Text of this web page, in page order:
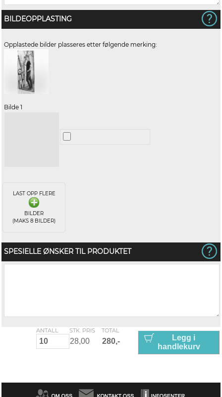
BILDEOPPLASTING
Opplastede bilder plasseres etter følgende merking:
Bilde 1
LAST OPP FLERE
BILDER
(MAKS 8 BILDER)
SPESIELLE ØNSKER TIL PRODUKTET
ANTALL STK. PRIS TOTAL
Legg i
handlekurv